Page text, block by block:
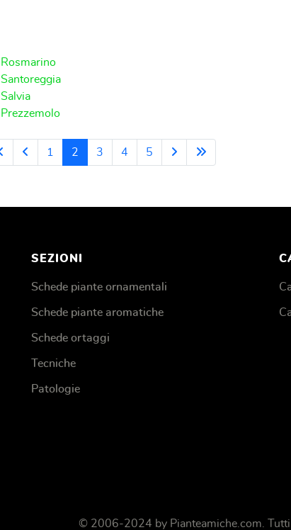
Rosmarino
Santoreggia
Salvia
Prezzemolo
1 2 3 4 5
SEZIONI
Schede piante ornamentali
Schede piante aromatiche
Schede ortaggi
Tecniche
Patologie
© 2006-2024 by Pianteamiche.com .